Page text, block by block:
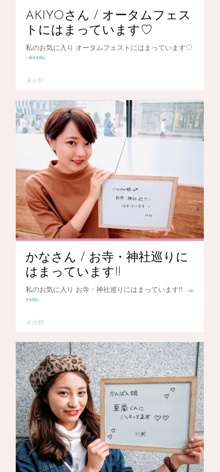
AKIYOさん / オータムフェス
トにはまっています♡
私のお気に入り オータムフェストにはまっています♡
＞続きを読む
未分類
かなさん / お寺・神社巡りに
はまっています!!
私のお気に入り お寺・神社巡りにはまっています!! ＞続
きを読む
未分類